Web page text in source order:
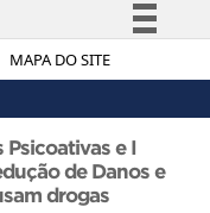
MAPA DO SITE
Simplifique!
à informação
Legislação
Psicoativas e I
de Danos e
drogas